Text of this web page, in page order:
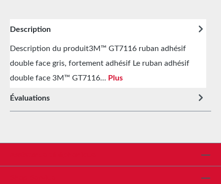
Description
Description du produit3M™ GT7116 ruban adhésif
double face gris, fortement adhésif Le ruban adhésif
double face 3M™ GT7116… Plus
Évaluations